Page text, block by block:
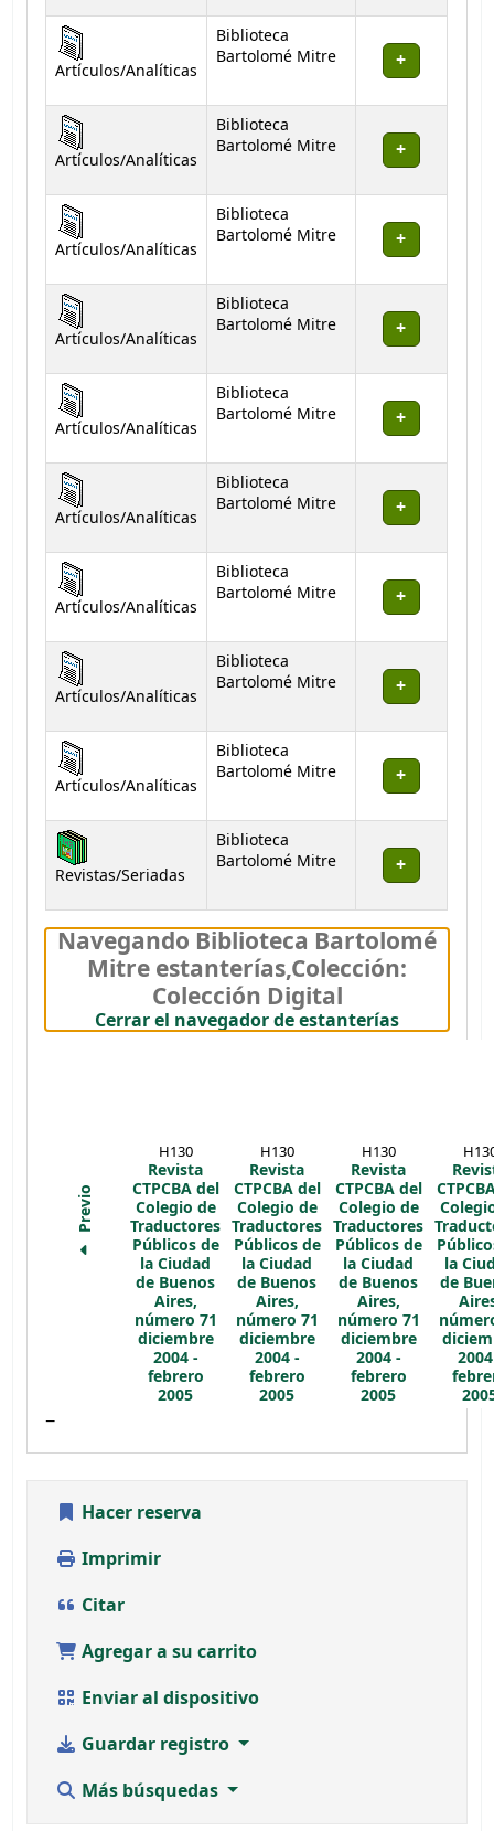
Artículos/Analíticas
Biblioteca
Bartolomé Mitre
Artículos/Analíticas
Biblioteca
Bartolomé Mitre
Artículos/Analíticas
Biblioteca
Bartolomé Mitre
Artículos/Analíticas
Biblioteca
Bartolomé Mitre
Artículos/Analíticas
Biblioteca
Bartolomé Mitre
Artículos/Analíticas
Biblioteca
Bartolomé Mitre
Artículos/Analíticas
Biblioteca
Bartolomé Mitre
Artículos/Analíticas
Biblioteca
Bartolomé Mitre
Artículos/Analíticas
Biblioteca
Bartolomé Mitre
Revistas/Seriadas
Biblioteca
Bartolomé Mitre
Navegando Biblioteca Bartolomé
Mitre estanterías,Colección:
Colección Digital
Cerrar el navegador de estanterías(Oculta el
Previo
H130
Revista
CTPCBA del
Colegio de
Traductores
Públicos de
la Ciudad
de Buenos
Aires,
número 71
diciembre
2004 -
febrero
2005
H130
Revista
CTPCBA del
Colegio de
Traductores
Públicos de
la Ciudad
de Buenos
Aires,
número 71
diciembre
2004 -
febrero
2005
H130
Revista
CTPCBA del
Colegio de
Traductores
Públicos de
la Ciudad
de Buenos
Aires,
número 71
diciembre
2004 -
febrero
2005
la
de
Hacer reserva
Imprimir
Citar
Agregar a su carrito
Enviar al dispositivo
Guardar registro
Más búsquedas